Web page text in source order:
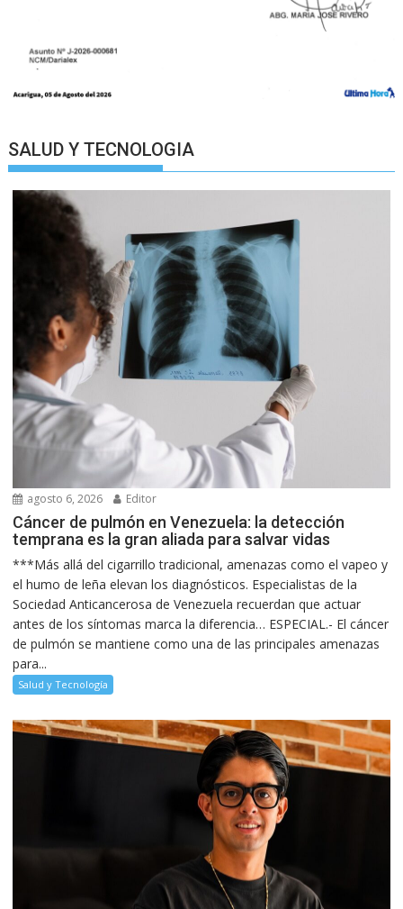
SALUD Y TECNOLOGIA
agosto 6, 2026 Editor
Cáncer de pulmón en Venezuela: la detección
temprana es la gran aliada para salvar vidas
***Más allá del cigarrillo tradicional, amenazas como el vapeo y
el humo de leña elevan los diagnósticos. Especialistas de la
Sociedad Anticancerosa de Venezuela recuerdan que actuar
antes de los síntomas marca la diferencia… ESPECIAL.- El cáncer
de pulmón se mantiene como una de las principales amenazas
para...
Salud y Tecnología